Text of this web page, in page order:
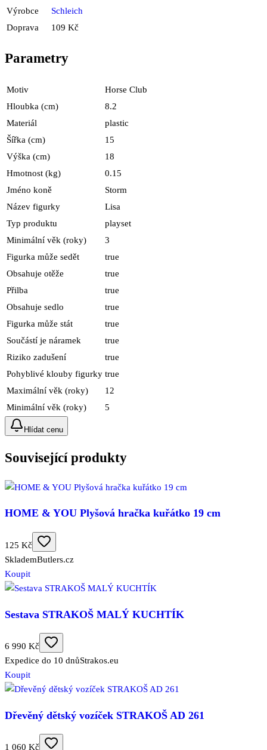
Výrobce
Schleich
Doprava
109 Kč
Parametry
Motiv
Horse Club
Hloubka (cm)
8.2
Materiál
plastic
Šířka (cm)
15
Výška (cm)
18
Hmotnost (kg)
0.15
Jméno koně
Storm
Název figurky
Lisa
Typ produktu
playset
Minimální věk (roky)
3
Figurka může sedět
true
Obsahuje otěže
true
Přilba
true
Obsahuje sedlo
true
Figurka může stát
true
Součástí je náramek
true
Riziko zadušení
true
Pohyblivé klouby figurky true
Maximální věk (roky)
12
Minimální věk (roky)
5
Hlídat cenu
Související produkty
HOME & YOU Plyšová hračka kuřátko 19 cm
125 Kč
SklademButlers.cz
Koupit
Sestava STRAKOŠ MALÝ KUCHTÍK
6 990 Kč
Expedice do 10 dnůStrakos.eu
Koupit
Dřevěný dětský vozíček STRAKOŠ AD 261
1 060 Kč